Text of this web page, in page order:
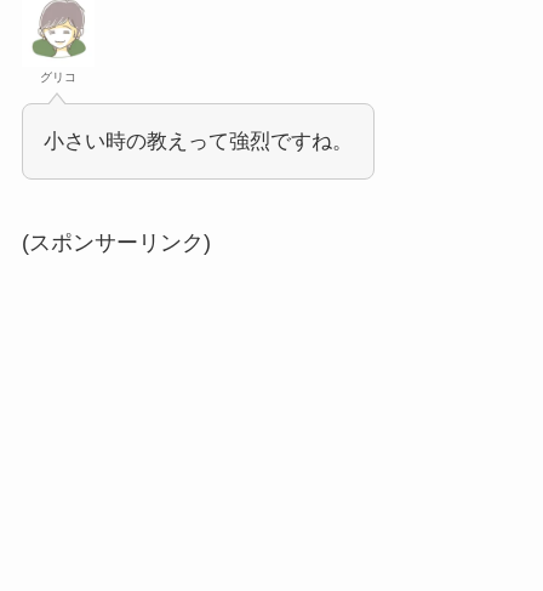
グリコ
小さい時の教えって強烈ですね。
(スポンサーリンク)